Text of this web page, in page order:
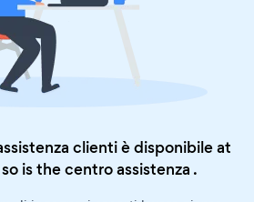
clienti è disponibile at
is thecentro assistenza .